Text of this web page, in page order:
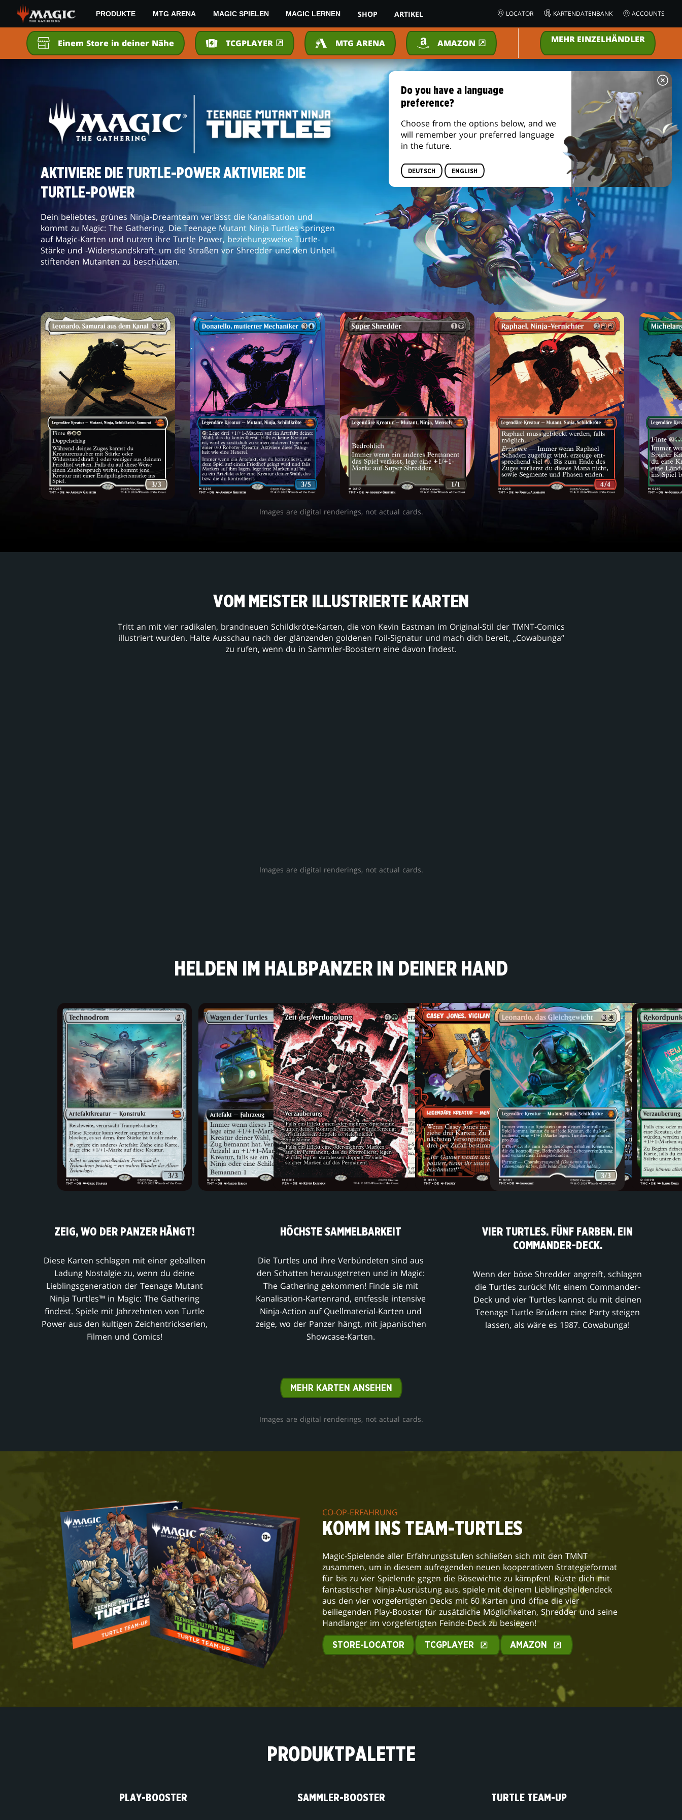
main
content
PRODUKTE MTG ARENA MAGIC SPIELEN MAGIC LERNEN SHOP ARTIKEL LOCATOR KARTENDATENBANK ACCOUNTS
MAGIC:
THE
TEENAGE
MUTANT
NINJA
TURTLES
Einem Store in deiner Nähe TCGPLAYER MTG ARENA AMAZON MEHR EINZELHÄNDLER
JETZT VERFÜGBAR
AKTIVIERE DIE TURTLE-POWER AKTIVIERE DIE
TURTLE-POWER
Dein beliebtes, grünes Ninja-Dreamteam verlässt die Kanalisation und
kommt zu Magic: The Gathering. Die Teenage Mutant Ninja Turtles springen
auf Magic-Karten und nutzen ihre Turtle Power, beziehungsweise Turtle-
Stärke und -Widerstandskraft, um die Straßen vor Shredder und den Unheil
stiftenden Mutanten zu beschützen.
Images are digital renderings, not actual cards.
VOM MEISTER ILLUSTRIERTE KARTEN
Tritt an mit vier radikalen, brandneuen Schildkröte-Karten, die von Kevin Eastman im Original-Stil der TMNT-Comics
illustriert wurden. Halte Ausschau nach der glänzenden goldenen Foil-Signatur und mach dich bereit, „Cowabunga“
zu rufen, wenn du in Sammler-Boostern eine davon findest.
Images are digital renderings, not actual cards.
HELDEN IM HALBPANZER IN DEINER HAND
ZEIG, WO DER PANZER HÄNGT!
Diese Karten schlagen mit einer geballten
Ladung Nostalgie zu, wenn du deine
Lieblingsgeneration der Teenage Mutant
Ninja Turtles™ in Magic: The Gathering
findest. Spiele mit Jahrzehnten von Turtle
Power aus den kultigen Zeichentrickserien,
Filmen und Comics!
HÖCHSTE SAMMELBARKEIT
Die Turtles und ihre Verbündeten sind aus
den Schatten herausgetreten und in Magic:
The Gathering gekommen! Finde sie mit
Kanalisation-Kartenrand, entfessle intensive
Ninja-Action auf Quellmaterial-Karten und
zeige, wo der Panzer hängt, mit japanischen
Showcase-Karten.
VIER TURTLES. FÜNF FARBEN. EIN
COMMANDER-DECK.
Wenn der böse Shredder angreift, schlagen
die Turtles zurück! Mit einem Commander-
Deck und vier Turtles kannst du mit deinen
Teenage Turtle Brüdern eine Party steigen
lassen, als wäre es 1987. Cowabunga!
MEHR KARTEN ANSEHEN
Images are digital renderings, not actual cards.
CO-OP-ERFAHRUNG
KOMM INS TEAM-TURTLES
Magic-Spielende aller Erfahrungsstufen schließen sich mit den TMNT
zusammen, um in diesem aufregenden neuen kooperativen Strategieformat
für bis zu vier Spielende gegen die Bösewichte zu kämpfen! Rüste dich mit
fantastischer Ninja-Ausrüstung aus, spiele mit deinem Lieblingsheldendeck
aus den vier vorgefertigten Decks mit 60 Karten und öffne die vier
beiliegenden Play-Booster für zusätzliche Möglichkeiten, Shredder und seine
Handlanger im vorgefertigten Feinde-Deck zu besiegen!
STORE-LOCATOR TCGPLAYER AMAZON
PRODUKTPALETTE
PLAY-BOOSTER SAMMLER-BOOSTER TURTLE TEAM-UP
Do you have a language
preference?
Choose from the options below, and we
will remember your preferred language
in the future.
DEUTSCH ENGLISH